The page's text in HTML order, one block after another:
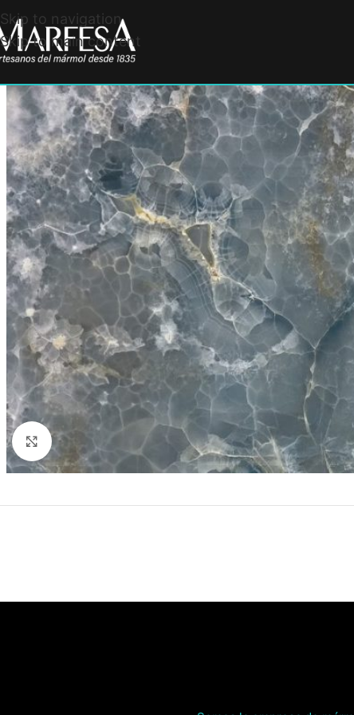
Skip to navigation
Skip to main content
Click to enlarge